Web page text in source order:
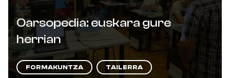
Oarsopedia: euskara gure
herrian
FORMAKUNTZA TAILERRA